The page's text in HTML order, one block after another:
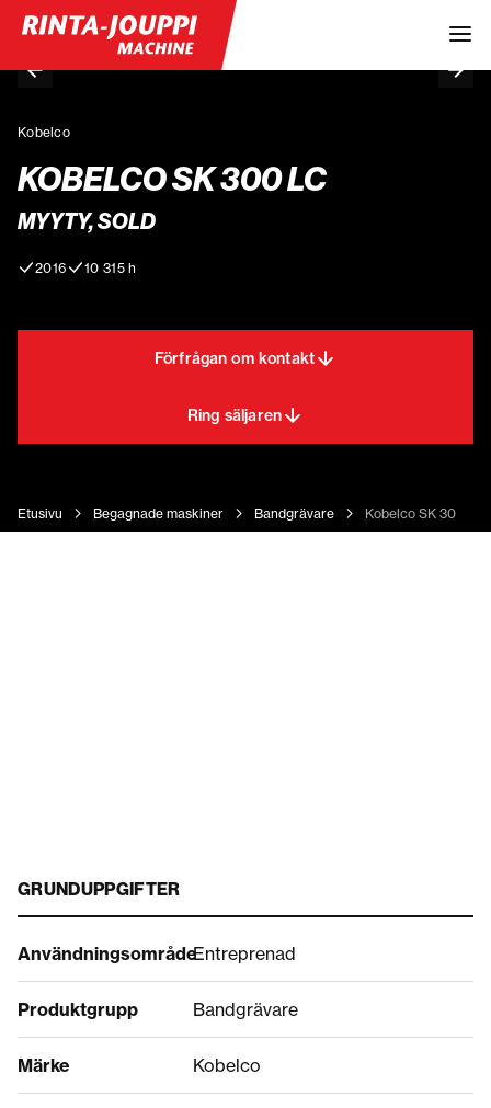
Kobelco
KOBELCO SK 300 LC
MYYTY, SOLD
2016 10 315 h
Förfrågan om kontakt
Ring säljaren
Etusivu Begagnade maskiner Bandgrävare Kobelco SK 300 LC
GRUNDUPPGIFTER
AnvändningsområdeEntreprenad
Produktgrupp Bandgrävare
Märke Kobelco